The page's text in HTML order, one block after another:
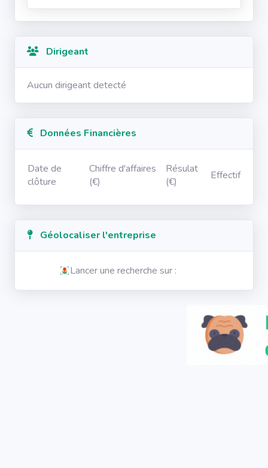
Dirigeant
Aucun dirigeant detecté
Données Financières
Date de
clôture
Chiffre d'affaires
(€)
Résulat
(€)
Effectif
Géolocaliser l'entreprise
Lancer une recherche sur :